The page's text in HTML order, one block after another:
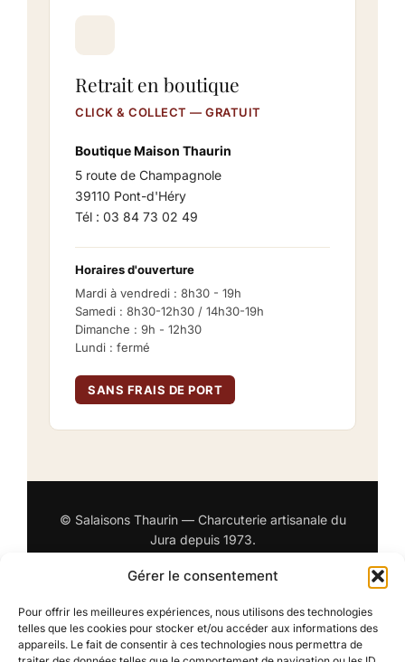
Gérer le consentement
Pour offrir les meilleures expériences, nous utilisons des technologies
telles que les cookies pour stocker et/ou accéder aux informations des
appareils. Le fait de consentir à ces technologies nous permettra de
Retrait en boutique
CLICK & COLLECT — GRATUIT
Boutique Maison Thaurin
5 route de Champagnole
39110 Pont-d'Héry
Tél : 03 84 73 02 49
Horaires d'ouverture
Mardi à vendredi : 8h30 - 19h
Samedi : 8h30-12h30 / 14h30-19h
Dimanche : 9h - 12h30
Lundi : fermé
SANS FRAIS DE PORT
© Salaisons Thaurin — Charcuterie artisanale du
Jura depuis 1973.
ouvertes partéléphoneetemail
Mentions légales · Politique de confidentialité